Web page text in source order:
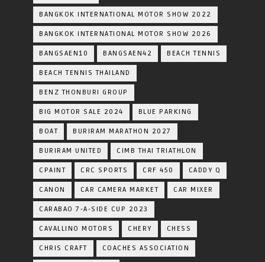
BANGKOK INTERNATIONAL MOTOR SHOW 2022
BANGKOK INTERNATIONAL MOTOR SHOW 2026
BANGSAEN10 BANGSAEN42 BEACH TENNIS
BEACH TENNIS THAILAND
BENZ THONBURI GROUP
BIG MOTOR SALE 2024 BLUE PARKING
BOAT BURIRAM MARATHON 2027
BURIRAM UNITED CIMB THAI TRIATHLON
CPAINT CRC SPORTS CRF 450 CADDY Q
CANON CAR CAMERA MARKET CAR MIXER
CARABAO 7-A-SIDE CUP 2023
CAVALLINO MOTORS CHERY CHESS
CHRIS CRAFT COACHES ASSOCIATION